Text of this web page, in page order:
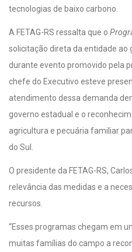
tecnologias de baixo carbono.
A FETAG-RS ressalta que o
solicitação direta da entidade ao
durante evento promovido pela
chefe do Executivo esteve
atendimento dessa demanda
governo estadual e o
agricultura e pecuária familiar
do Sul.
O presidente da FETAG-RS,
relevância das medidas e a
recursos.
“Esses programas chegam em
muitas famílias do campo a